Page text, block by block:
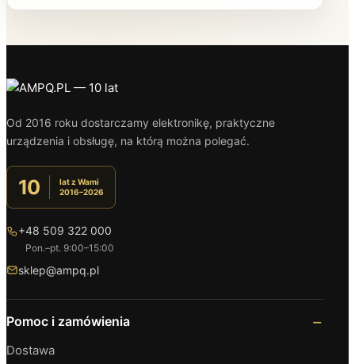
Od 2016 roku dostarczamy elektronikę, praktyczne
urządzenia i obsługę, na którą można polegać.
10
lat z Wami
2016–2026
+48 509 322 000
Pon.–pt. 9:00–15:00
sklep@ampq.pl
Pomoc i zamówienia
Dostawa